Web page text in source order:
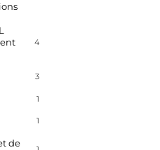
4
3
1
1
de